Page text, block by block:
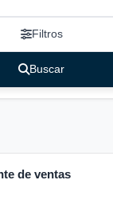
Filtros
Buscar
de ventas